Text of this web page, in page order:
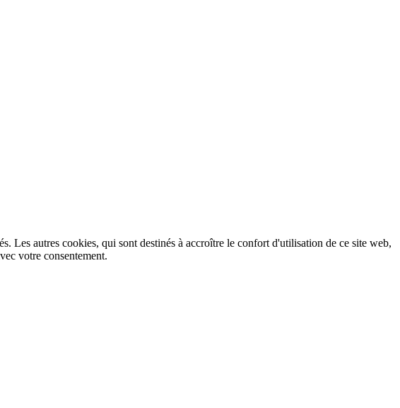
Les autres cookies, qui sont destinés à accroître le confort d'utilisation de ce site web,
votre consentement.